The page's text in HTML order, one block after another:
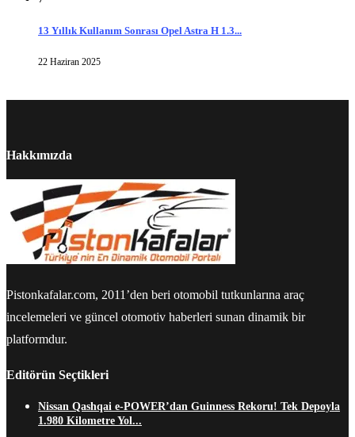
13 Yıllık Kullanım Sonrası Opel Astra H 1.3...
22 Haziran 2025
Hakkımızda
Pistonkafalar.com, 2011’den beri otomobil tutkunlarına araç
incelemeleri ve güncel otomotiv haberleri sunan dinamik bir
platformdur.
Editörün Seçtikleri
Nissan Qashqai e-POWER’dan Guinness Rekoru! Tek Depoyla
1.980 Kilometre Yol...